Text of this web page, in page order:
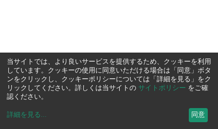
当サイトでは、より良いサービスを提供するため、クッキーを利用
しています。クッキーの使用に同意いただける場合は「同意」ボタ
ンをクリックし、クッキーポリシーについては「詳細を見る」をク
リックしてください。詳しくは当サイトの サイトポリシー をご確
認ください。
詳細を見る ... 同意